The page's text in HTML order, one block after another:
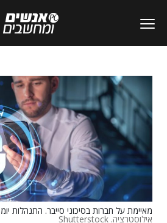
מאיימת על חברות בסיכוני סייבר. התנהלות
אילוסטרציה. Shutterstock